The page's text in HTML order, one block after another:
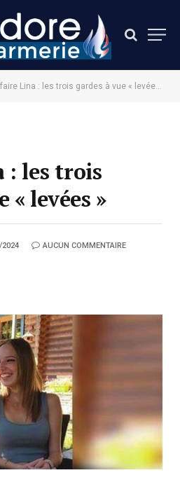
Lina : les trois gardes à vue « levées »
: les trois
« levées »
2024 AUCUN COMMENTAIRE